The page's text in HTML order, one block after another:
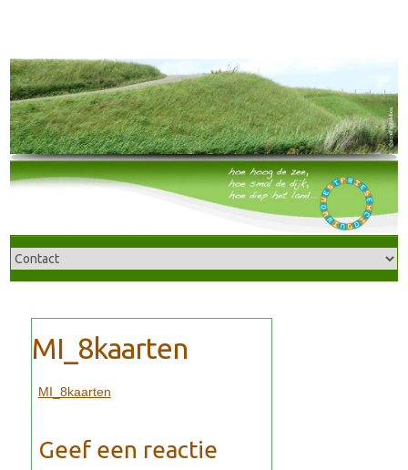
MI_8kaarten
Geef een reactie